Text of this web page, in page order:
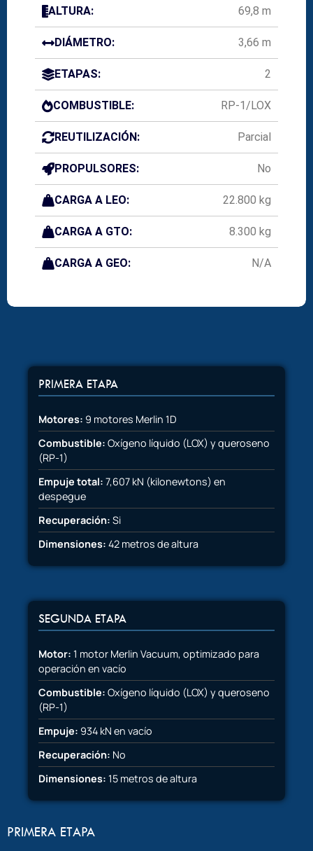
ALTURA: 69,8 m
DIÁMETRO: 3,66 m
ETAPAS: 2
COMBUSTIBLE: RP-1/LOX
REUTILIZACIÓN: Parcial
PROPULSORES: No
CARGA A LEO: 22.800 kg
CARGA A GTO: 8.300 kg
CARGA A GEO: N/A
PRIMERA ETAPA
Motores: 9 motores Merlin 1D
Combustible: Oxígeno líquido (LOX) y queroseno
(RP-1)
Empuje total: 7,607 kN (kilonewtons) en
despegue
Recuperación: Si
Dimensiones: 42 metros de altura
SEGUNDA ETAPA
Motor: 1 motor Merlin Vacuum, optimizado para
operación en vacío
Combustible: Oxígeno líquido (LOX) y queroseno
(RP-1)
Empuje: 934 kN en vacío
Recuperación: No
Dimensiones: 15 metros de altura
PRIMERA ETAPA